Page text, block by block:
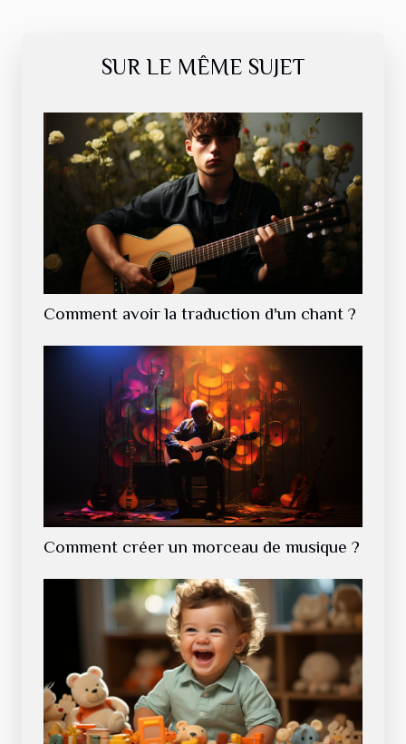
SUR LE MÊME SUJET
Comment avoir la traduction d'un chant ?
Comment créer un morceau de musique ?